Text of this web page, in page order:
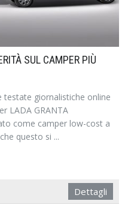
SUL CAMPER PIÙ
testate giornalistiche online
LADA GRANTA
come camper low-cost a
questo si ...
Dettagli